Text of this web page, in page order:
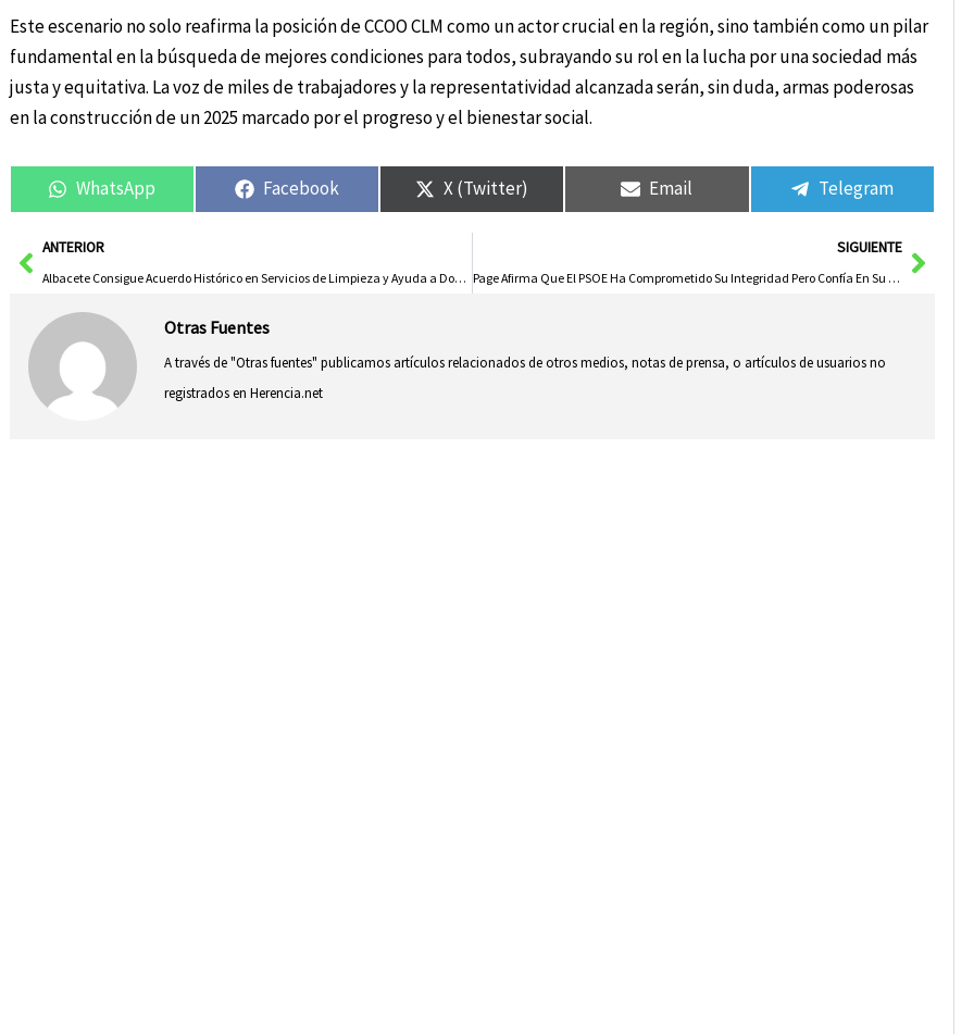
Este escenario no solo reafirma la posición de CCOO CLM como un actor crucial en la región, sino también como un pilar
fundamental en la búsqueda de mejores condiciones para todos, subrayando su rol en la lucha por una sociedad más
justa y equitativa. La voz de miles de trabajadores y la representatividad alcanzada serán, sin duda, armas poderosas
en la construcción de un 2025 marcado por el progreso y el bienestar social.
WhatsApp Facebook X (Twitter) Email Telegram
AntANTERIOR
Albacete Consigue Acuerdo Histórico en Servicios de Limpieza y Ayuda a Domicilio
SIGUIENTE
Page Afirma Que El PSOE Ha Comprometido Su Integridad Pero Confía En Su Regreso A Los Orígenes
Otras Fuentes
A través de "Otras fuentes" publicamos artículos relacionados de otros medios, notas de prensa, o artículos de usuarios no
registrados en Herencia.net